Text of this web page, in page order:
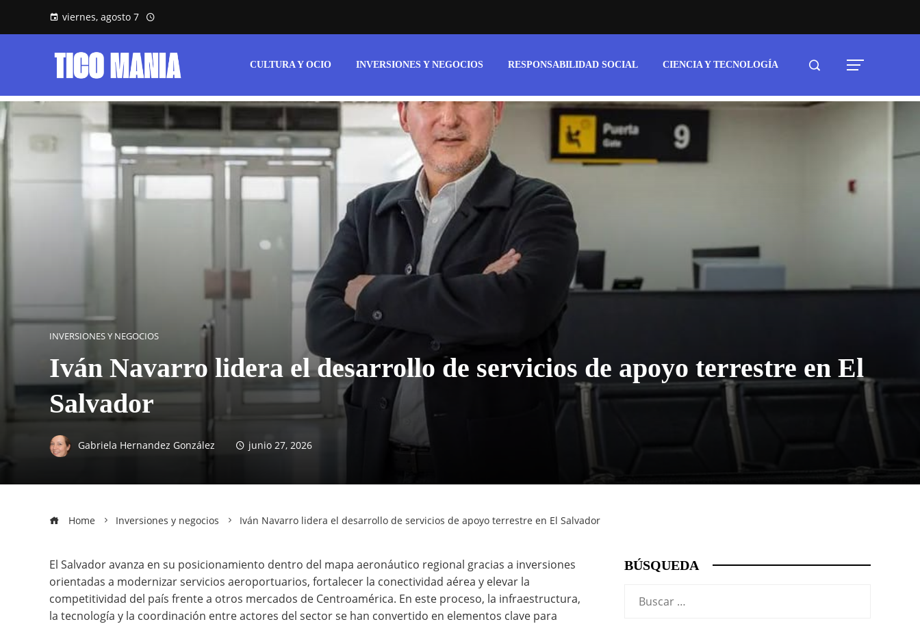
viernes, agosto 7
CULTURA Y OCIO INVERSIONES Y NEGOCIOS RESPONSABILIDAD SOCIAL CIENCIA Y TECNOLOGÍA
INVERSIONES Y NEGOCIOS
Iván Navarro lidera el desarrollo de servicios de apoyo terrestre en El
Salvador
Gabriela Hernandez González junio 27, 2026
Home Inversiones y negocios Iván Navarro lidera el desarrollo de servicios de apoyo terrestre en El Salvador
El Salvador avanza en su posicionamiento dentro del mapa aeronáutico regional gracias a inversiones
orientadas a modernizar servicios aeroportuarios, fortalecer la conectividad aérea y elevar la
competitividad del país frente a otros mercados de Centroamérica. En este proceso, la infraestructura,
la tecnología y la coordinación entre actores del sector se han convertido en elementos clave para
BÚSQUEDA